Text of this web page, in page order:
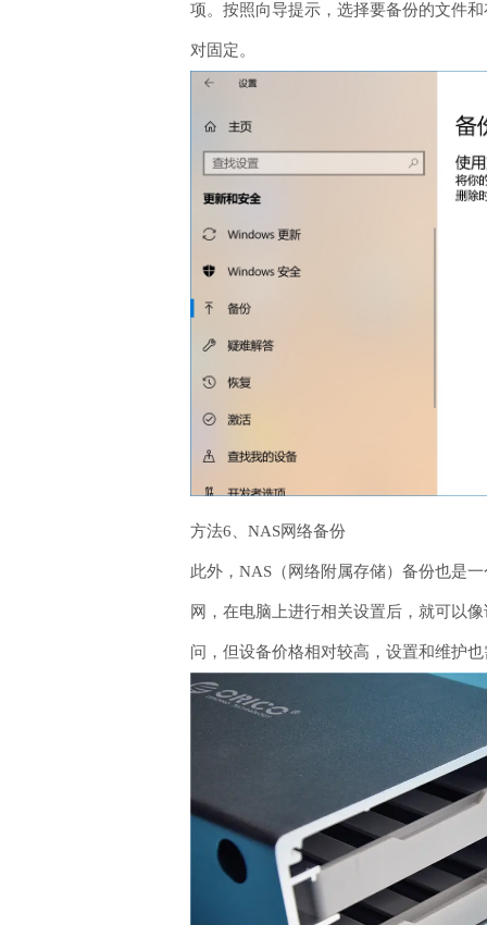
项。按照向导提示，选择要备份的文件
对固定。
方法6、NAS网络备份
此外，NAS（网络附属存储）备份也是
网，在电脑上进行相关设置后，就可以
问，但设备价格相对较高，设置和维护